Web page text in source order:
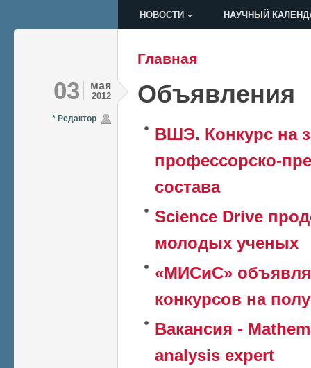
Меню пользователя
НОВОСТИ НАУЧНЫЙ
Вы здесь
Главная
03 мая
2012
* Редактор
Объявления
ВШЭ. Конкурс на
профессорско-
состава
Science Drive
молодых ученых
«МИСиС»
конкурсов на
Вакансия -
analysis expert